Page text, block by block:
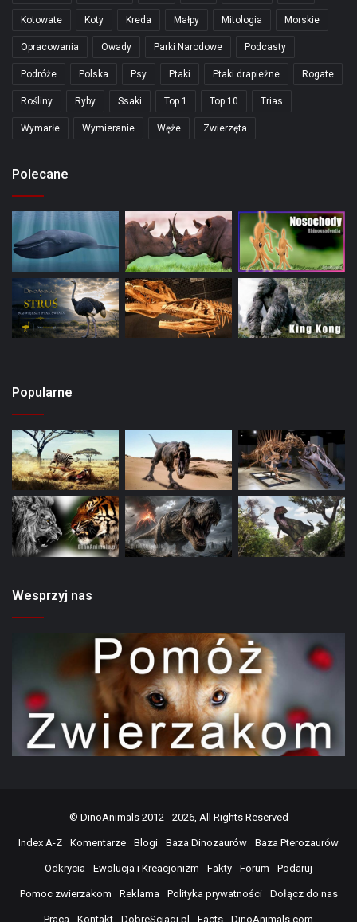
Kotowate Koty Kreda Małpy Mitologia Morskie
Opracowania Owady Parki Narodowe Podcasty
Podróże Polska Psy Ptaki Ptaki drapieżne Rogate
Rośliny Ryby Ssaki Top 1 Top 10 Trias
Wymarłe Wymieranie Węże Zwierzęta
Polecane
Popularne
Wesprzyj nas
© DinoAnimals2012 - 2026, All Rights Reserved
Index A-Z Komentarze Blogi Baza Dinozaurów Baza Pterozaurów
Odkrycia Ewolucja i Kreacjonizm Fakty Forum Podaruj
Pomoc zwierzakom Reklama Polityka prywatności Dołącz do nas
Praca Kontakt DobreSciagi.pl Facts DinoAnimals.com